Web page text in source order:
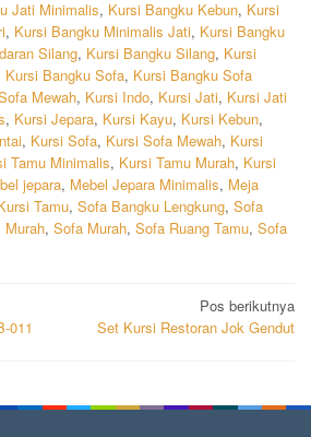
Jati Minimalis, Kursi Bangku Kebun, Kursi
, Kursi Bangku Minimalis Jati, Kursi Bangku
Silang, Kursi Bangku Silang, Kursi
Kursi Bangku Sofa, Kursi Bangku Sofa
Mewah, Kursi Indo, Kursi Jati, Kursi Jati
, Kursi Jepara, Kursi Kayu, Kursi Kebun,
, Kursi Sofa, Kursi Sofa Mewah, Kursi
Tamu Minimalis, Kursi Tamu Murah, Kursi
jepara, Mebel Jepara Minimalis, Meja
Tamu, Sofa Bangku Lengkung, Sofa
Murah, Sofa Murah, Sofa Ruang Tamu, Sofa
011
Pos berikutnya
Set Kursi Restoran Jok Gendut